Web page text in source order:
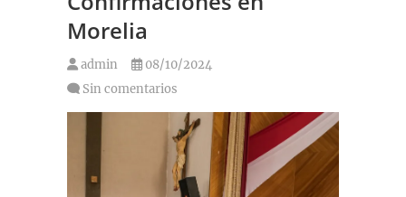
Morelia
admin
08/10/2024
Sin comentarios